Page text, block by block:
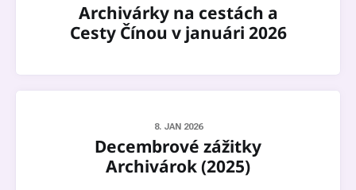
Archivárky na cestách a
Cesty Čínou v januári 2026
8. JAN 2026
Decembrové zážitky
Archivárok (2025)